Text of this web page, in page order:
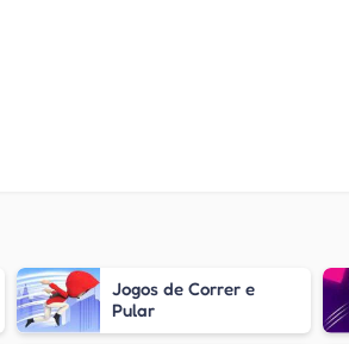
Jogos de Correr e
Pular